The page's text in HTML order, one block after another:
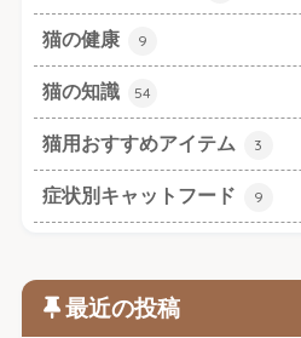
猫の健康 9
猫の知識 54
猫用おすすめアイテム 3
症状別キャットフード 9
最近の投稿